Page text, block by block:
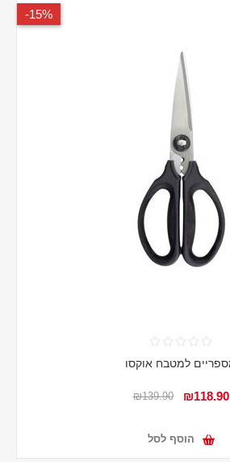
15%-
למטבח אוקסו
₪118.90
₪139.90
הוסף לסל